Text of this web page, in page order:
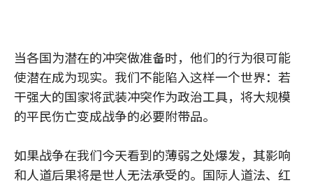
当各国为潜在的冲突做准备时，他们的行为很可能
使潜在成为现实。我们不能陷入这样一个世界：若
干强大的国家将武装冲突作为政治工具，将大规模
的平民伤亡变成战争的必要附带品。
如果战争在我们今天看到的薄弱之处爆发，其影响
和人道后果将是世人无法承受的。国际人道法、红